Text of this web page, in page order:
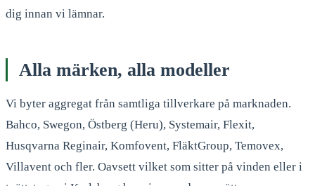
dig innan vi lämnar.
Alla märken, alla modeller
Vi byter aggregat från samtliga tillverkare på marknaden.
Bahco, Swegon, Östberg (Heru), Systemair, Flexit,
Husqvarna Reginair, Komfovent, FläktGroup, Temovex,
Villavent och fler. Oavsett vilket som sitter på vinden eller i